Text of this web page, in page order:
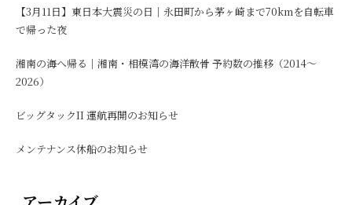
【3月11日】東日本大震災の日｜永田町から茅ヶ崎まで70kmを自転車
で帰った夜
湘南の海へ帰る｜湘南・相模湾の海洋散骨 予約数の推移（2014〜
2026）
ビッグタックII 運航再開のお知らせ
メンテナンス休船のお知らせ